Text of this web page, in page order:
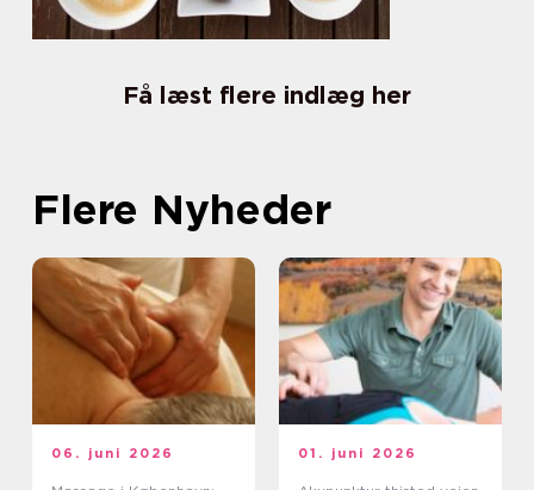
Få læst flere indlæg her
Flere Nyheder
06. juni 2026 01. juni 2026